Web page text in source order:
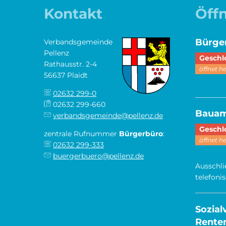
Kontakt
Verbandsgemeinde
Pellenz
Rathausstr. 2-4
56637 Plaidt
02632 299-0
02632 299-660
verbandsgemeinde@pellenz.de
zentrale Rufnummer Bürgerbüro:
02632 299-333
buergerbuero@pellenz.de
öffnet
öffnet